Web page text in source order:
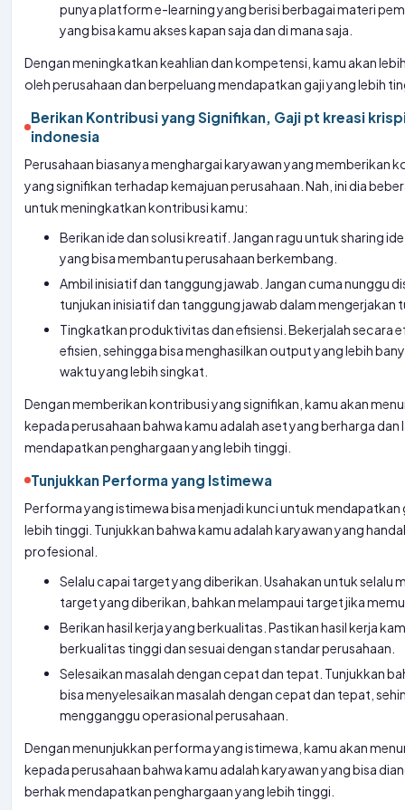
punya platform e-learning yang berisi berbagai materi
yang bisa kamu akses kapan saja dan di mana saja.
Dengan meningkatkan keahlian dan kompetensi, kamu akan
oleh perusahaan dan berpeluang mendapatkan gaji yang lebih
Berikan Kontribusi yang Signifikan, Gaji pt kreasi
indonesia
Perusahaan biasanya menghargai karyawan yang memberikan
yang signifikan terhadap kemajuan perusahaan. Nah, ini dia
untuk meningkatkan kontribusi kamu:
Berikan ide dan solusi kreatif. Jangan ragu untuk sharing
yang bisa membantu perusahaan berkembang.
Ambil inisiatif dan tanggung jawab. Jangan cuma nunggu
tunjukan inisiatif dan tanggung jawab dalam mengerjakan
Tingkatkan produktivitas dan efisiensi. Bekerjalah secara
efisien, sehingga bisa menghasilkan output yang lebih
waktu yang lebih singkat.
Dengan memberikan kontribusi yang signifikan, kamu akan
kepada perusahaan bahwa kamu adalah aset yang berharga dan
mendapatkan penghargaan yang lebih tinggi.
Tunjukkan Performa yang Istimewa
Performa yang istimewa bisa menjadi kunci untuk mendapatkan
lebih tinggi. Tunjukkan bahwa kamu adalah karyawan yang
profesional.
Selalu capai target yang diberikan. Usahakan untuk selalu
target yang diberikan, bahkan melampaui target jika
Berikan hasil kerja yang berkualitas. Pastikan hasil kerja
berkualitas tinggi dan sesuai dengan standar perusahaan.
Selesaikan masalah dengan cepat dan tepat. Tunjukkan
bisa menyelesaikan masalah dengan cepat dan tepat,
mengganggu operasional perusahaan.
Dengan menunjukkan performa yang istimewa, kamu akan
kepada perusahaan bahwa kamu adalah karyawan yang bisa
berhak mendapatkan penghargaan yang lebih tinggi.